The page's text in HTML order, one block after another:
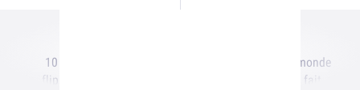
10 technologies bien
flippantes en cours de
10 trucs que tout le monde
déteste mais qu'on fait